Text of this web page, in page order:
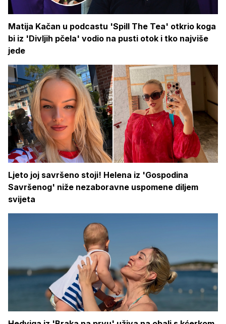
Matija Kačan u podcastu 'Spill The Tea' otkrio koga
bi iz 'Divljih pčela' vodio na pusti otok i tko najviše
jede
Ljeto joj savršeno stoji! Helena iz 'Gospodina
Savršenog' niže nezaboravne uspomene diljem
svijeta